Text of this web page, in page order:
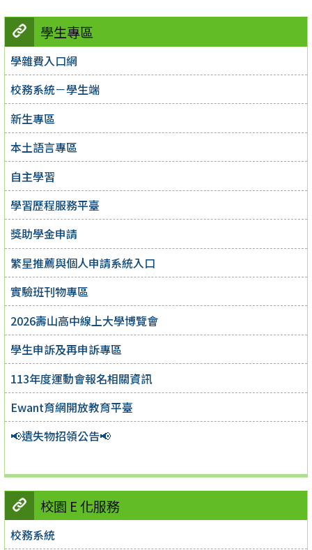
學生專區
學雜費入口網
校務系統－學生端
新生專區
本土語言專區
自主學習
學習歷程服務平臺
獎助學金申請
繁星推薦與個人申請系統入口
實驗班刊物專區
2026壽山高中線上大學博覽會
學生申訴及再申訴專區
113年度運動會報名相關資訊
Ewant育網開放教育平臺
📢遺失物招領公告📢
校園 E 化服務
校務系統